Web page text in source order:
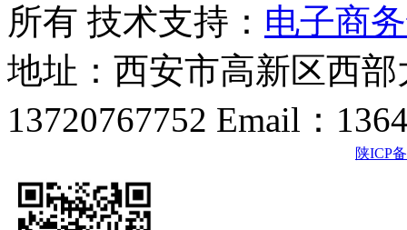
所有 技术支持： 电子商
地址：西安市高新区西
13720767752 Email：
陕ICP